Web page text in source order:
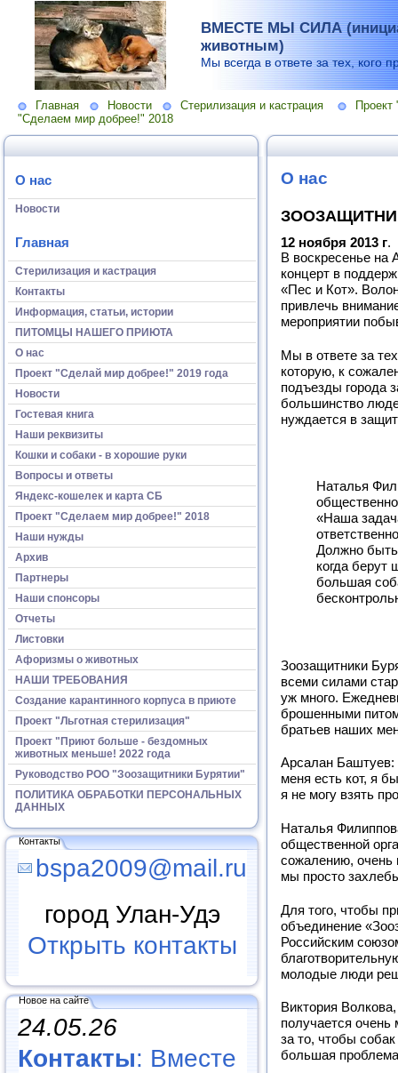
ВМЕСТЕ МЫ СИЛА
животным)
Мы всегда в ответе за тех, кого
Главная Новости Стерилизация и кастрация
"Сделаем мир добрее!" 2018
О нас
Новости
Главная
Стерилизация и кастрация
Контакты
Информация, статьи, истории
ПИТОМЦЫ НАШЕГО ПРИЮТА
О нас
Проект "Сделай мир добрее!" 2019 года
Новости
Гостевая книга
Наши реквизиты
Кошки и собаки - в хорошие руки
Вопросы и ответы
Яндекс-кошелек и карта СБ
Проект "Сделаем мир добрее!" 2018
Наши нужды
Архив
Партнеры
Наши спонсоры
Отчеты
Листовки
Афоризмы о животных
НАШИ ТРЕБОВАНИЯ
Создание карантинного корпуса в приюте
Проект "Льготная стерилизация"
Проект "Приют больше - бездомных
животных меньше! 2022 года
Руководство РОО "Зоозащитники Бурятии"
ПОЛИТИКА ОБРАБОТКИ ПЕРСОНАЛЬНЫХ
ДАННЫХ
Контакты
bspa2009@mail.ru
город Улан-Удэ
Открыть контакты
Новое на сайте
24.05.26
Контакты: Вместе
О нас
12 ноября 2013 г.
В воскресенье на
концерт в
«Пес и Кот».
привлечь
мероприятии
Мы в ответе за
которую, к
подъезды города
большинство
нуждается в
Наталья
«Наша
Должно быть
когда берут
большая
Зоозащитники
всеми силами
уж много.
брошенными
братьев наших
Арсалан
меня есть кот, я
я не могу взять
Наталья
общественной
сожалению, очень
мы просто
Для того, чтобы
объединение
Российским
молодые люди
Виктория
получается
за то, чтобы
большая